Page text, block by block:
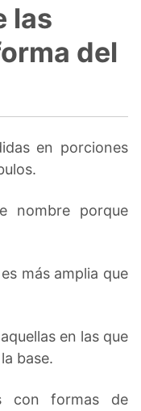
las
del
en porciones
nombre porque
más amplia que
en las que
base.
con formas de